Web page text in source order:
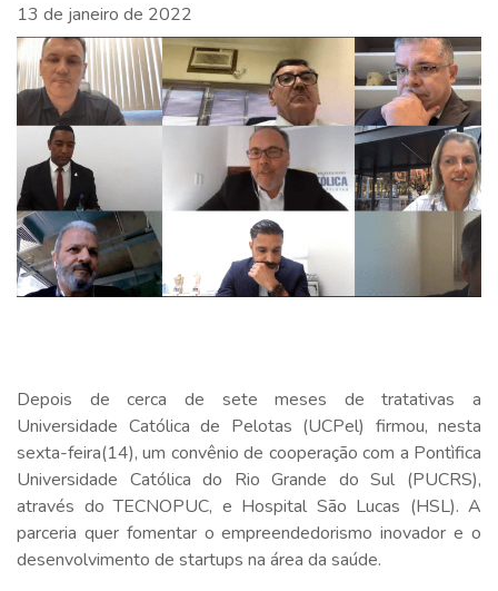
13 de janeiro de 2022
Depois de cerca de sete meses de tratativas a
Universidade Católica de Pelotas (UCPel) firmou, nesta
sexta-feira(14), um convênio de cooperação com a Pontìfica
Universidade Católica do Rio Grande do Sul (PUCRS),
através do TECNOPUC, e Hospital São Lucas (HSL). A
parceria quer fomentar o empreendedorismo inovador e o
desenvolvimento de startups na área da saúde.